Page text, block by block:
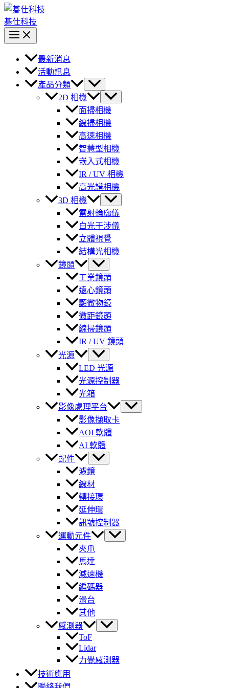
碁仕科技
最新消息
活動訊息
產品分類
2D 相機
面掃相機
線掃相機
高速相機
智慧型相機
嵌入式相機
IR / UV 相機
高光譜相機
3D 相機
雷射輪廓儀
白光干涉儀
立體視覺
結構光相機
鏡頭
工業鏡頭
遠心鏡頭
顯微物鏡
微距鏡頭
線掃鏡頭
IR / UV 鏡頭
光源
LED 光源
光源控制器
光箱
影像處理平台
影像擷取卡
AOI 軟體
AI 軟體
配件
濾鏡
線材
轉接環
延伸環
訊號控制器
運動元件
夾爪
馬達
減速機
編碼器
滑台
其他
感測器
ToF
Lidar
力覺感測器
技術應用